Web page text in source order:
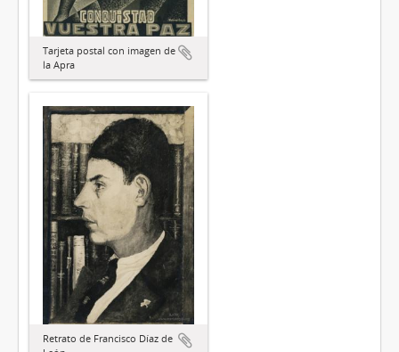
Tarjeta postal con imagen de
la Apra
Retrato de Francisco Díaz de